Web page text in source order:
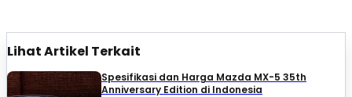
Lihat Artikel Terkait
Spesifikasi dan Harga Mazda MX-5 35th
Anniversary Edition di Indonesia